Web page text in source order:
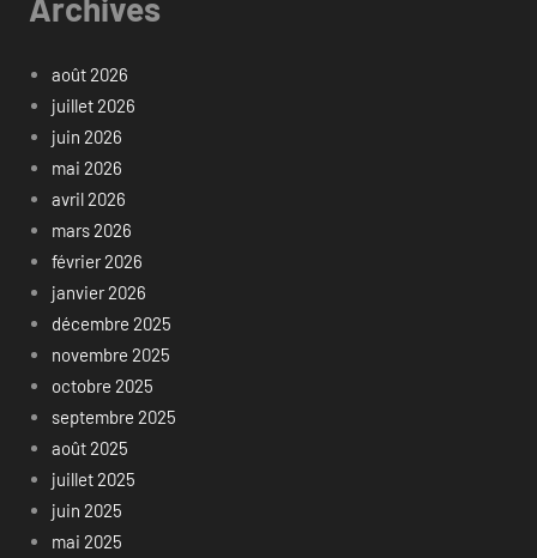
août 2026
juillet 2026
juin 2026
mai 2026
avril 2026
mars 2026
février 2026
janvier 2026
décembre 2025
novembre 2025
octobre 2025
septembre 2025
août 2025
juillet 2025
juin 2025
mai 2025